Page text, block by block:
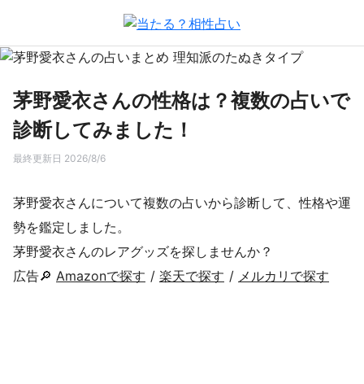
茅野愛衣さんの性格は？複数の占いで
診断してみました！
最終更新日 2026/8/6
茅野愛衣さんについて複数の占いから診断して、性格や運
勢を鑑定しました。
茅野愛衣さんのレアグッズを探しませんか？
広告🔎 Amazonで探す / 楽天で探す / メルカリで探す